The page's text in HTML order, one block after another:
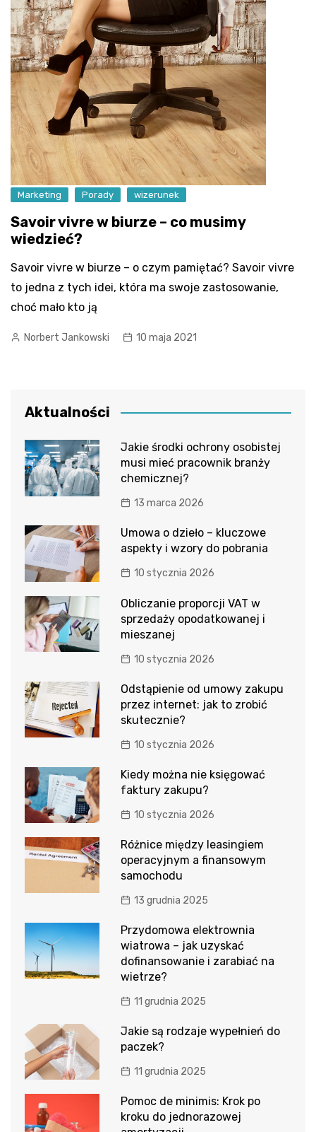
Marketing Porady wizerunek
Savoir vivre w biurze – co musimy
wiedzieć?
Savoir vivre w biurze – o czym pamiętać? Savoir vivre
to jedna z tych idei, która ma swoje zastosowanie,
choć mało kto ją
Norbert Jankowski 10 maja 2021
Aktualności
Jakie środki ochrony osobistej
musi mieć pracownik branży
chemicznej?
13 marca 2026
Umowa o dzieło – kluczowe
aspekty i wzory do pobrania
10 stycznia 2026
Obliczanie proporcji VAT w
sprzedaży opodatkowanej i
mieszanej
10 stycznia 2026
Odstąpienie od umowy zakupu
przez internet: jak to zrobić
skutecznie?
10 stycznia 2026
Kiedy można nie księgować
faktury zakupu?
10 stycznia 2026
Różnice między leasingiem
operacyjnym a finansowym
samochodu
13 grudnia 2025
Przydomowa elektrownia
wiatrowa – jak uzyskać
dofinansowanie i zarabiać na
wietrze?
11 grudnia 2025
Jakie są rodzaje wypełnień do
paczek?
11 grudnia 2025
Pomoc de minimis: Krok po
kroku do jednorazowej